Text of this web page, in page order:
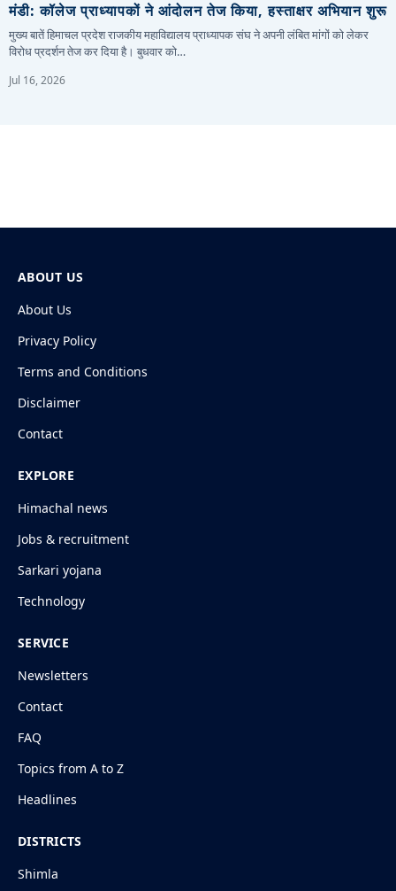
मंडी: कॉलेज प्राध्यापकों ने आंदोलन तेज किया, हस्ताक्षर अभियान शुरू
मुख्य बातें हिमाचल प्रदेश राजकीय महाविद्यालय प्राध्यापक संघ ने अपनी लंबित मांगों को लेकर
विरोध प्रदर्शन तेज कर दिया है। बुधवार को…
Jul 16, 2026
ABOUT US
About Us
Privacy Policy
Terms and Conditions
Disclaimer
Contact
EXPLORE
Himachal news
Jobs & recruitment
Sarkari yojana
Technology
SERVICE
Newsletters
Contact
FAQ
Topics from A to Z
Headlines
DISTRICTS
Shimla